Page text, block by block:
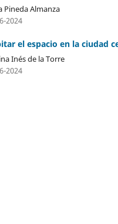
Pineda Almanza
2024
el espacio en la ciudad
Inés de la Torre
2024